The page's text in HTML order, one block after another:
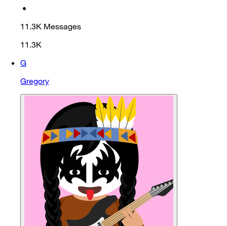
•
11.3K Messages
11.3K
G
Gregory